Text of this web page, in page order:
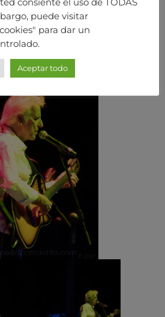
puede visitar
para dar un
Aceptar todo